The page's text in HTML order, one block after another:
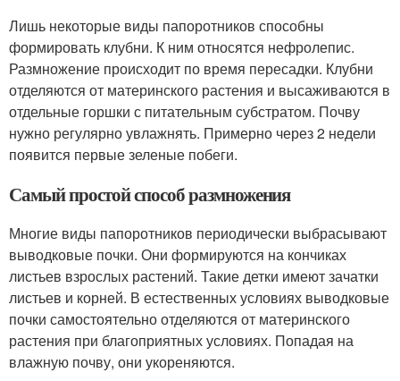
Лишь некоторые виды папоротников способны
формировать клубни. К ним относятся нефролепис.
Размножение происходит по время пересадки. Клубни
отделяются от материнского растения и высаживаются в
отдельные горшки с питательным субстратом. Почву
нужно регулярно увлажнять. Примерно через 2 недели
появится первые зеленые побеги.
Самый простой способ размножения
Многие виды папоротников периодически выбрасывают
выводковые почки. Они формируются на кончиках
листьев взрослых растений. Такие детки имеют зачатки
листьев и корней. В естественных условиях выводковые
почки самостоятельно отделяются от материнского
растения при благоприятных условиях. Попадая на
влажную почву, они укореняются.